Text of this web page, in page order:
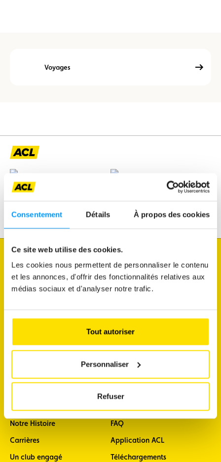
Consentement Détails À propos des cookies
Ce site web utilise des cookies.
Les cookies nous permettent de personnaliser le contenu
et les annonces, d'offrir des fonctionnalités relatives aux
médias sociaux et d'analyser notre trafic.
Tout autoriser
Personnaliser
Refuser
Voyages
Loisirs & Passion
connaître l'état du trafic
faire diagnostiquer mon véhicule
commander une vignette
m'abonner aux newsletters
Notre Histoire
Carrières
Un club engagé
FAQ
Application ACL
Téléchargements